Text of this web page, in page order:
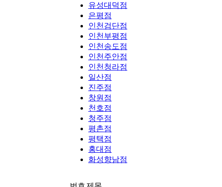
유성대덕점
은평점
인천검단점
인천부평점
인천송도점
인천주안점
인천청라점
일산점
진주점
창원점
천호점
청주점
평촌점
평택점
홍대점
화성향남점